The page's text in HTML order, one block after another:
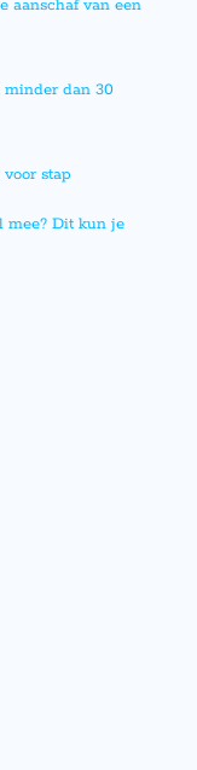
aanschaf van een
minder dan 30
stap
mee? Dit kun je